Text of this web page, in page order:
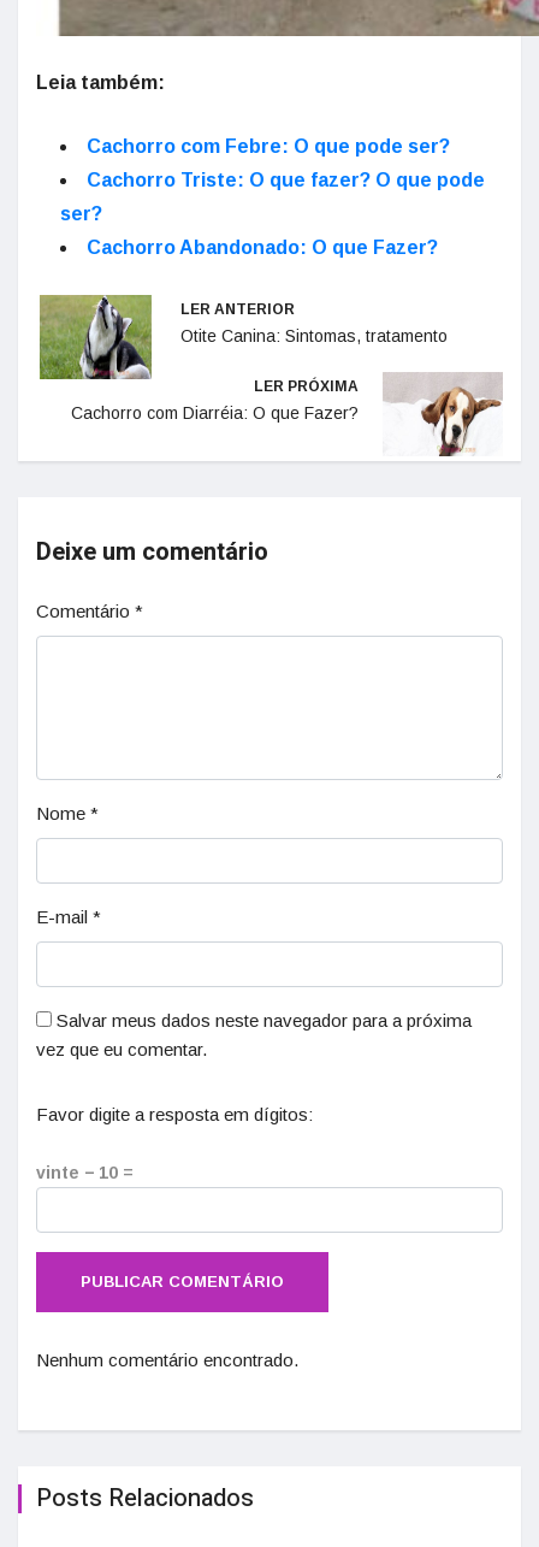
Leia também:
Cachorro com Febre: O que pode ser?
Cachorro Triste: O que fazer? O que pode
ser?
Cachorro Abandonado: O que Fazer?
LER ANTERIOR
Otite Canina: Sintomas, tratamento
LER PRÓXIMA
Cachorro com Diarréia: O que Fazer?
Deixe um comentário
Comentário *
Nome *
E-mail *
Salvar meus dados neste navegador para a próxima
vez que eu comentar.
Favor digite a resposta em dígitos:
vinte − 10 =
Nenhum comentário encontrado.
Posts Relacionados